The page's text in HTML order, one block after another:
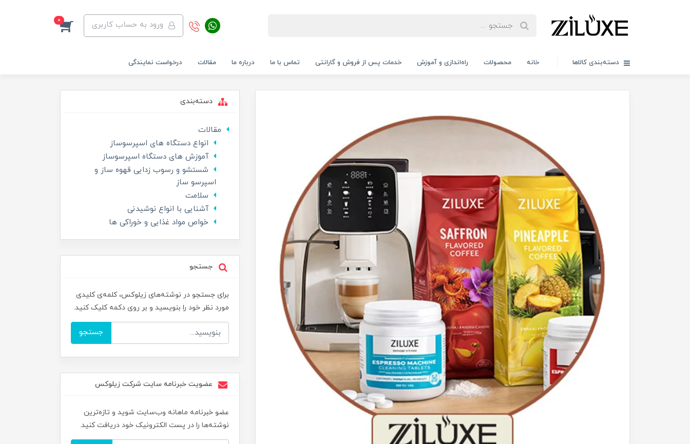
ورود به حساب کاربری 0
دسته‌بندی کالاها خانه محصولات راه‌اندازی و آموزش خدمات پس از فروش و گارانتی تماس با ما درباره ما مقالات درخواست نمایندگی
دسته‌بندی
مقالات
انواع دستگاه های اسپرسوساز
آموزش های دستگاه اسپرسوساز
شستشو و رسوب زدایی قهوه ساز و
اسپرسو ساز
سلامت
آشنایی با انواع نوشیدنی
خواص مواد غذایی و خوراکی ها
جستجو
برای جستجو در نوشته‌های زیلوکس، کلمه‌ی کلیدی
مورد نظر خود را بنویسید و بر روی دکمه کلیک کنید.
جستجو
عضویت خبرنامه سایت شرکت زیلوکس
عضو خبرنامه ماهانه وب‌سایت شوید و تازه‌ترین
نوشته‌ها را در پست الکترونیک خود دریافت کنید.